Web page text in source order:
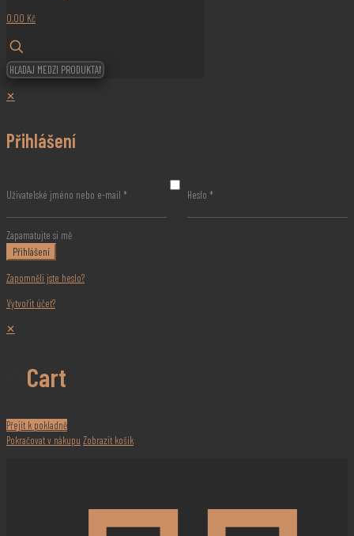
0,00 Kč
✕
Přihlášení
Uživatelské jméno nebo e-mail * Heslo *
Zapamatujte si mě
Přihlášení
Zapomněli jste heslo?
Vytvořit účet?
✕
Cart
Přejít k pokladně
Pokračovat v nákupu Zobrazit košík